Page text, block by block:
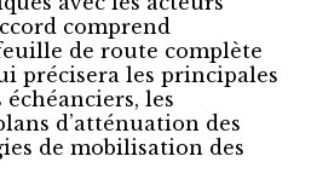
comprend
de route complète
précisera les principales
les
d’atténuation des
de mobilisation des